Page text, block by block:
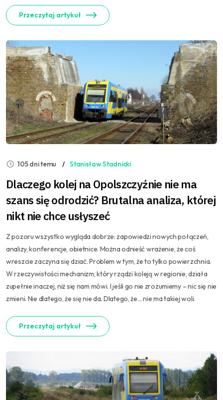
Przeczytaj artykuł
105 dni temu Stanisław Stadnicki
Dlaczego kolej na Opolszczyźnie nie ma
szans się odrodzić? Brutalna analiza, której
nikt nie chce usłyszeć
Z pozoru wszystko wygląda dobrze: zapowiedzi nowych połączeń,
analizy, konferencje, obietnice. Można odnieść wrażenie, że coś
wreszcie zaczyna się dziać. Problem w tym, że to tylko powierzchnia.
W rzeczywistości mechanizm, który rządzi koleją w regionie, działa
zupełnie inaczej, niż się nam mówi. I jeśli go nie zrozumiemy – nic się nie
zmieni. Nie dlatego, że się nie da. Dlatego, że… nie ma takiej woli.
Przeczytaj artykuł